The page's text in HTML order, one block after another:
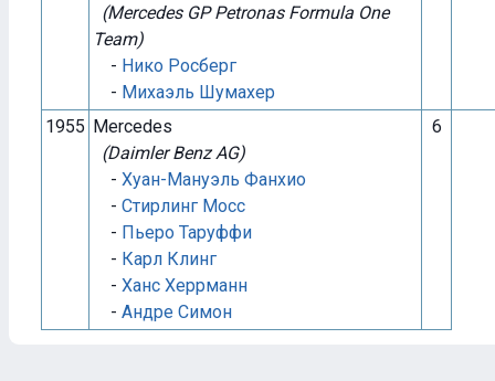
(Mercedes GP Petronas Formula One
Team)
- Нико Росберг
- Михаэль Шумахер
1955 Mercedes
(Daimler Benz AG)
- Хуан-Мануэль Фанхио
- Стирлинг Мосс
- Пьеро Таруффи
- Карл Клинг
- Ханс Херрманн
- Андре Симон
6